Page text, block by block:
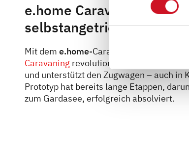
e.home Caravan (2017):
selbstangetriebene
Mit dem e.home-Caravan haben wir
Caravaning revolutionieren kann. Der
und unterstützt den Zugwagen – auch
Prototyp hat bereits lange Etappen,
zum Gardasee, erfolgreich absolviert.